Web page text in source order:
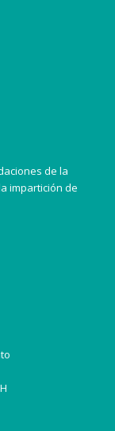
de la
impartición de